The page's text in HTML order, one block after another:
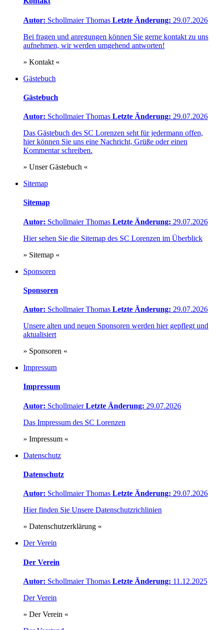
Autor: Schollmaier Thomas Letzte Änderung: 29.07.2026
Bei fragen und anregungen können Sie gerne kontakt zu uns
aufnehmen, wir werden umgehend antworten!
» Kontakt «
Gästebuch
Gästebuch
Autor: Schollmaier Thomas Letzte Änderung: 29.07.2026
Das Gästebuch des SC Lorenzen seht für jedermann offen,
hier können Sie uns eine Nachricht, Grüße oder einen
Kommentar schreiben.
» Unser Gästebuch «
Sitemap
Sitemap
Autor: Schollmaier Thomas Letzte Änderung: 29.07.2026
Hier sehen Sie die Sitemap des SC Lorenzen im Überblick
» Sitemap «
Sponsoren
Sponsoren
Autor: Schollmaier Thomas Letzte Änderung: 29.07.2026
Unsere alten und neuen Sponsoren werden hier gepflegt und
aktualisiert
» Sponsoren «
Impressum
Impressum
Autor: SchollmaierLetzte Änderung: 29.07.2026
Das Impressum des SC Lorenzen
» Impressum «
Datenschutz
Datenschutz
Autor: Schollmaier Thomas Letzte Änderung: 29.07.2026
Hier finden Sie Unsere Datenschutzrichlinien
» Datenschutzerklärung «
Der Verein
Der Verein
Autor: Schollmaier Thomas Letzte Änderung: 11.12.2025
Der Verein
» Der Verein «